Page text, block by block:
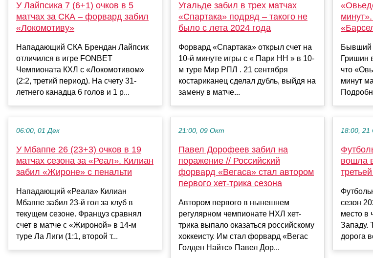
У Лайпсика 7 (6+1) очков в 5
матчах за СКА – форвард забил
«Локомотиву»
Нападающий СКА Брендан Лайпсик
отличился в игре FONBET
Чемпионата КХЛ с «Локомотивом»
(2:2, третий период). На счету 31-
летнего канадца 6 голов и 1 р...
06:00, 01 Дек
У Мбаппе 26 (23+3) очков в 19
матчах сезона за «Реал». Килиан
забил «Жироне» с пенальти
Нападающий «Реала» Килиан
Мбаппе забил 23-й гол за клуб в
текущем сезоне. Француз сравнял
счет в матче с «Жироной» в 14-м
туре Ла Лиги (1:1, второй т...
Угальде забил в трех матчах
«Спартака» подряд – такого не
было с лета 2024 года
Форвард «Спартака» открыл счет на
10-й минуте игры с « Пари НН » в 10-
м туре Мир РПЛ . 21 сентября
костариканец сделал дубль, выйдя на
замену в матче...
21:00, 09 Окт
Павел Дорофеев забил на
поражение // Российский
форвард «Вегаса» стал автором
первого хет-трика сезона
Автором первого в нынешнем
регулярном чемпионате НХЛ хет-
трика выпало оказаться российскому
хоккеисту. Им стал форвард «Вегас
Голден Найтс» Павел Дор...
Бывший
Гришин
что
минут
18:00,
вошла
сезон
место в
Западу.
дорога